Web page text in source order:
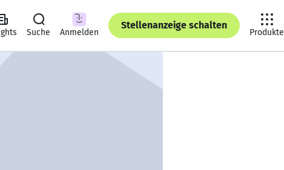
Suche Anmelden
Stellenanzeige schalten
Produkte